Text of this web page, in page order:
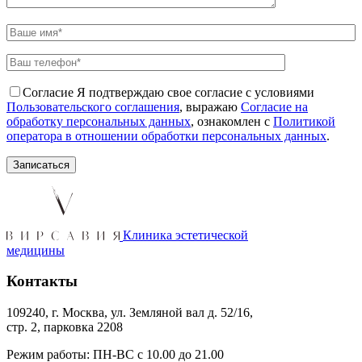
Согласие Я подтверждаю свое согласие с условиями
Пользовательского соглашения, выражаю Согласие на
обработку персональных данных, ознакомлен с Политикой
оператора в отношении обработки персональных данных.
Клиника эстетической
медицины
Контакты
109240, г. Москва, ул. Земляной вал д. 52/16,
стр. 2, парковка 2208
Режим работы: ПН-ВС с 10.00 до 21.00